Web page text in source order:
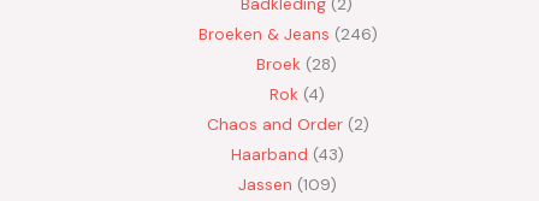
Broeken & Jeans 246
Broek 28
Rok 4
Chaos and Order 2
Haarband 43
Jassen 109